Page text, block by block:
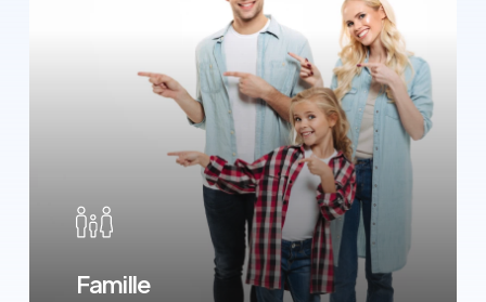
Famille